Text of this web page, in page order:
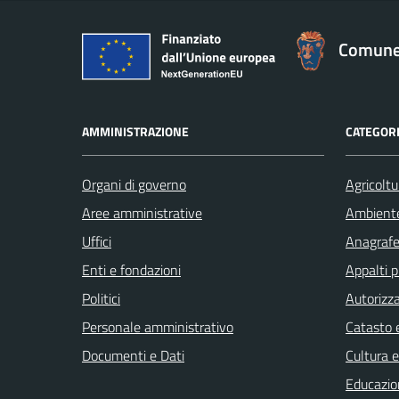
AMMINISTRAZIONE
Organi di governo
Aree amministrative
Uffici
Enti e fondazioni
Politici
Personale amministrativo
Documenti e Dati
Appalti
Catasto
Cultura